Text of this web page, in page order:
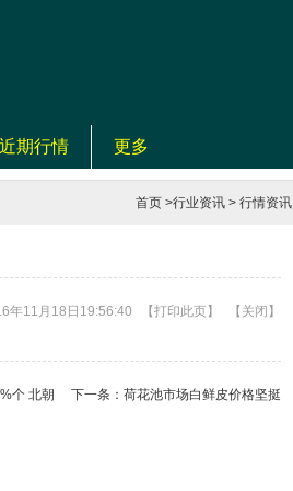
近期行情 更多
首页 >行业资讯 > 行情资讯
年11月18日19:56:40 【打印此页】 【 关闭 】
个 北朝 下一条： 荷花池市场白鲜皮价格坚挺